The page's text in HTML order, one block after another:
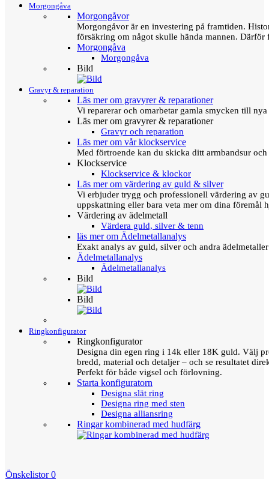
Morgongåva
Morgongåvor
Morgongåvor är en investering på framtiden.
försäkring om något skulle hända mannen.
Morgongåva
Morgongåva
Bild
Gravyr & reparation
Läs mer om gravyrer & reparationer
Vi reparerar och omarbetar gamla smycken till
Läs mer om gravyrer & reparationer
Gravyr och reparation
Läs mer om vår klockservice
Med förtroende kan du skicka ditt armbandsur
Klockservice
Klockservice & klockor
Läs mer om värdering av guld & silver
Vi erbjuder trygg och professionell värdering av
uppskattning eller bara veta mer om dina föremål
Värdering av ädelmetall
Värdera guld, silver & tenn
läs mer om Ädelmetallanalys
Exakt analys av guld, silver och andra
Ädelmetallanalys
Ädelmetallanalys
Bild
Bild
Ringkonfigurator
Ringkonfigurator
Designa din egen ring i 14k eller 18K guld. Välj
bredd, material och detaljer – och se resultatet
Perfekt för både vigsel och förlovning.
Starta konfiguratorn
Designa slät ring
Designa ring med sten
Designa alliansring
Ringar kombinerad med hudfärg
Önskelistor 0